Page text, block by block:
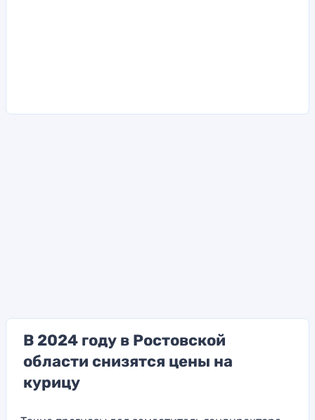
В 2024 году в Ростовской
области снизятся цены на
курицу